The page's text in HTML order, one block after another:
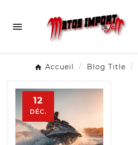

Accueil Blog Title
12
DÉC.